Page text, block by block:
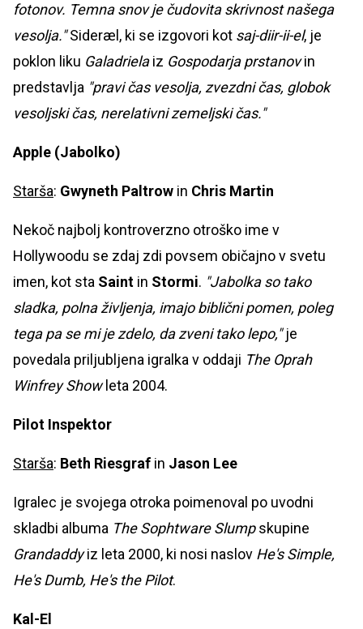
fotonov. Temna snov je čudovita skrivnost našega
vesolja."Sideræl, ki se izgovori kot saj-diir-ii-el, je
poklon liku Galadrielaiz Gospodarja prstanovin
predstavlja "pravi čas vesolja, zvezdni čas, globok
vesoljski čas, nerelativni zemeljski čas."
Apple (Jabolko)
Starša: Gwyneth Paltrow in Chris Martin
Nekoč najbolj kontroverzno otroško ime v
Hollywoodu se zdaj zdi povsem običajno v svetu
imen, kot sta Saint in Stormi. "Jabolka so tako
sladka, polna življenja, imajo biblični pomen, poleg
tega pa se mi je zdelo, da zveni tako lepo,"je
povedala priljubljena igralka v oddaji The Oprah
Winfrey Showleta 2004.
Pilot Inspektor
Starša: Beth Riesgraf in Jason Lee
Igralec je svojega otroka poimenoval po uvodni
skladbi albuma The Sophtware Slumpskupine
Grandaddyiz leta 2000, ki nosi naslov He's Simple,
He's Dumb, He's the Pilot.
Kal-El